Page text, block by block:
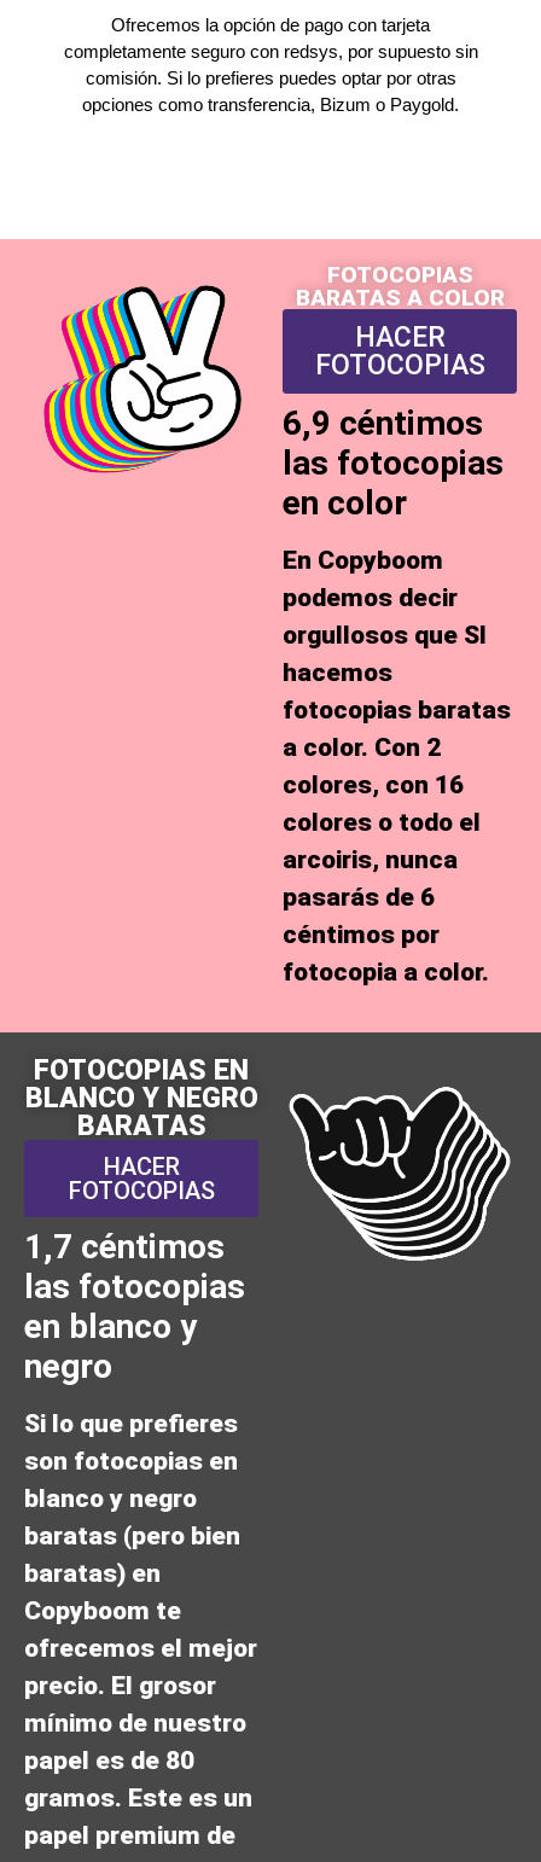
Ofrecemos la opción de pago con tarjeta
completamente seguro con redsys, por supuesto sin
comisión. Si lo prefieres puedes optar por otras
opciones como transferencia, Bizum o Paygold.
FOTOCOPIAS
BARATAS A COLOR
HACER
FOTOCOPIAS
6,9 céntimos
las fotocopias
en color
En Copyboom
podemos decir
orgullosos que SI
hacemos
fotocopias baratas
a color. Con 2
colores, con 16
colores o todo el
arcoiris, nunca
pasarás de 6
céntimos por
fotocopia a color.
FOTOCOPIAS EN
BLANCO Y NEGRO
BARATAS
HACER
FOTOCOPIAS
1,7 céntimos
las fotocopias
en blanco y
negro
Si lo que prefieres
son fotocopias en
blanco y negro
baratas (pero bien
baratas) en
Copyboom te
ofrecemos el mejor
precio. El grosor
mínimo de nuestro
papel es de 80
gramos. Este es un
papel premium de